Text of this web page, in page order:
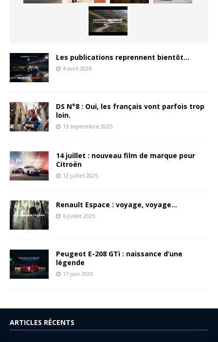
Les publications reprennent bientôt…
4 avril 2026
DS N°8 : Oui, les français vont parfois trop
loin.
13 septembre 2025
14 juillet : nouveau film de marque pour
Citroën
12 juillet 2025
Renault Espace : voyage, voyage…
6 juillet 2025
Peugeot E-208 GTi : naissance d’une
légende
17 juin 2025
ARTICLES RÉCENTS